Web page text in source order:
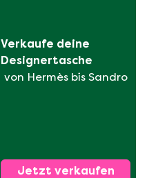
Verkaufe deine
Designertasche
von Hermès bis Sandro
Jetzt verkaufen